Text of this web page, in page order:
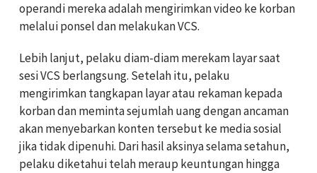
operandi mereka adalah mengirimkan video ke korban
melalui ponsel dan melakukan VCS.
Lebih lanjut, pelaku diam-diam merekam layar saat
sesi VCS berlangsung. Setelah itu, pelaku
mengirimkan tangkapan layar atau rekaman kepada
korban dan meminta sejumlah uang dengan ancaman
akan menyebarkan konten tersebut ke media sosial
jika tidak dipenuhi. Dari hasil aksinya selama setahun,
pelaku diketahui telah meraup keuntungan hingga